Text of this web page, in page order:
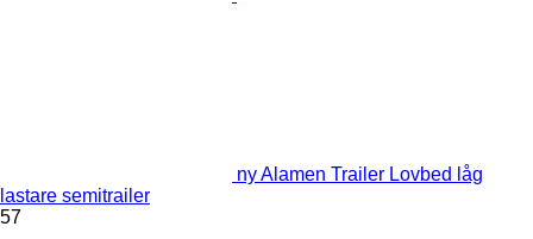
ny Alamen Trailer Lovbed låg
lastare semitrailer
57